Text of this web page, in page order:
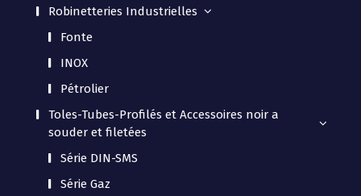
Robinetteries Industrielles
Fonte
INOX
Pétrolier
Toles-Tubes-Profilés et Accessoires noir a
souder et filetées
Série DIN-SMS
Série Gaz